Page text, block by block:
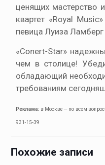
ценящих мастерство
квартет «Royal
певица Луиза
«Conert-Star»
чем в столице!
обладающий
требованиям
Реклама: в Москве — по всем
931-15-39
Похожие записи